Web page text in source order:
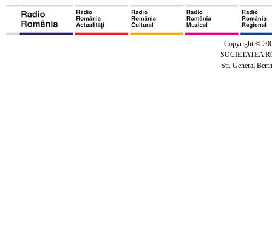
Copyright ©
SOCIETATEA
Str. General